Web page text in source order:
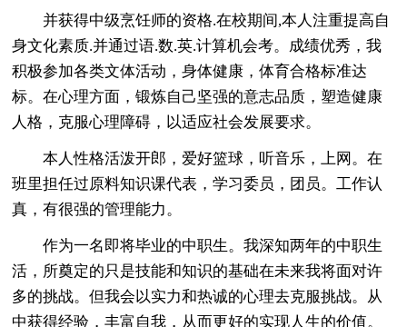
并获得中级烹饪师的资格.在校期间,本人注重提高自
身文化素质.并通过语.数.英.计算机会考。成绩优秀，我
积极参加各类文体活动，身体健康，体育合格标准达
标。在心理方面，锻炼自己坚强的意志品质，塑造健康
人格，克服心理障碍，以适应社会发展要求。
本人性格活泼开郎，爱好篮球，听音乐，上网。在
班里担任过原料知识课代表，学习委员，团员。工作认
真，有很强的管理能力。
作为一名即将毕业的中职生。我深知两年的中职生
活，所奠定的只是技能和知识的基础在未来我将面对许
多的挑战。但我会以实力和热诚的心理去克服挑战。从
中获得经验，丰富自我，从而更好的实现人生的价值。